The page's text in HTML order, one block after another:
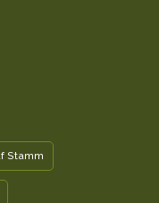
Stamm